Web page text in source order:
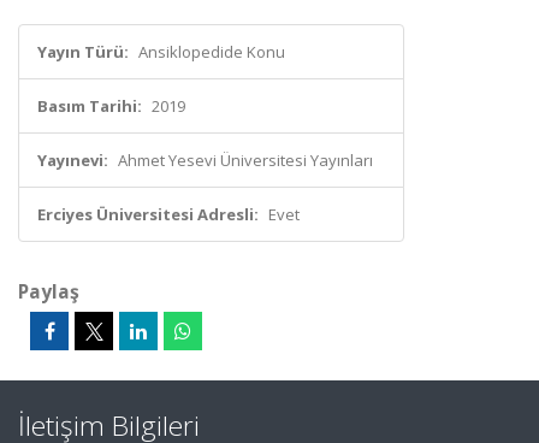
Yayın Türü: Ansiklopedide Konu
Basım Tarihi: 2019
Yayınevi: Ahmet Yesevi Üniversitesi Yayınları
Erciyes Üniversitesi Adresli: Evet
Paylaş
İletişim Bilgileri